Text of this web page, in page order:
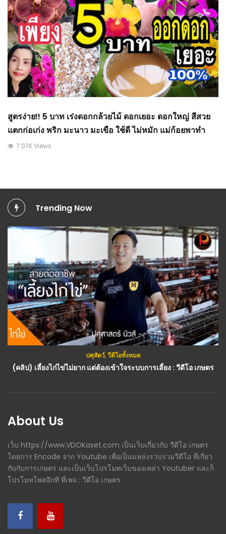
สูตรง่าย!! 5 บาท เร่งดอกกล้วยไม้ ดอกเยอะ ดอกใหญ่ สีสวย
แตกก่อเก่ง พริก มะนาว มะเขือ ใช้ดี ไม่หมัก แม่ก้อยพาทำ
7.07K Views
Trending Now
ปศุสัตว์,วีดีโอทั้งหมด
(คลิป) เลี้ยงไก่ไข่ไม่ยาก แต่ต้องเข้าใจระบบการเลี้ยง : วีดีโอ เกษตร
กสิกรรม(พืช),วีดีโอทั้งหมด
About Us
เว็บ https://www.VDOKaset.com เป็นเว็บเกี่ยวกับ วีดีโอ เกษตร
โดยการ Encode จาก Youtube เพื่อเป็นแหล่งรวบรวมวีดีโอ ที่เกี่ยว
กับกับการเกษตร และเป็นเว็บโปรโมทเว็บของเหล่า Youtuber และก็
โปรโมทโพสอีกที ที่เพจ : วีดีโอ เกษตร